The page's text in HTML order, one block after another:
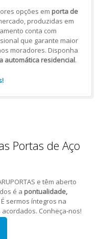
opções em porta de
produzidas em
conta com
que garante maior
moradores. Disponha
automática residencial.
Portas de Aço
e têm aberto
é a pontualidade,
É sermos íntegros na
Conheça-nos!